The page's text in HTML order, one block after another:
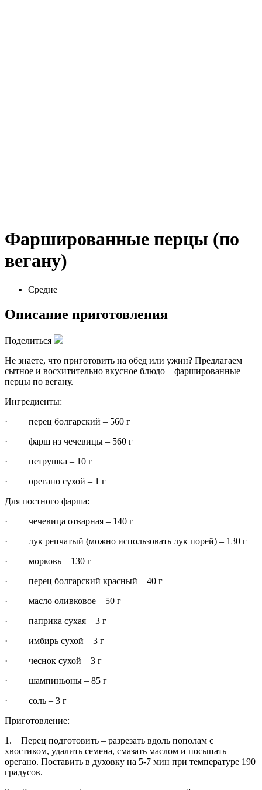
Фаршированные перцы (по
вегану)
Средне
Описание приготовления
Поделиться
Не знаете, что приготовить на обед или ужин? Предлагаем
сытное и восхитительно вкусное блюдо – фаршированные
перцы по вегану.
Ингредиенты:
· перец болгарский – 560 г
· фарш из чечевицы – 560 г
· петрушка – 10 г
· орегано сухой – 1 г
Для постного фарша:
· чечевица отварная – 140 г
· лук репчатый (можно использовать лук порей) – 130 г
· морковь – 130 г
· перец болгарский красный – 40 г
· масло оливковое – 50 г
· паприка сухая – 3 г
· имбирь сухой – 3 г
· чеснок сухой – 3 г
· шампиньоны – 85 г
· соль – 3 г
Приготовление:
1. Перец подготовить – разрезать вдоль пополам с
хвостиком, удалить семена, смазать маслом и посыпать
орегано. Поставить в духовку на 5-7 мин при температуре 190
градусов.